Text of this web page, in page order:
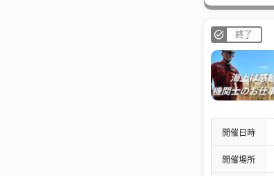
終了
開催日時
開催場所